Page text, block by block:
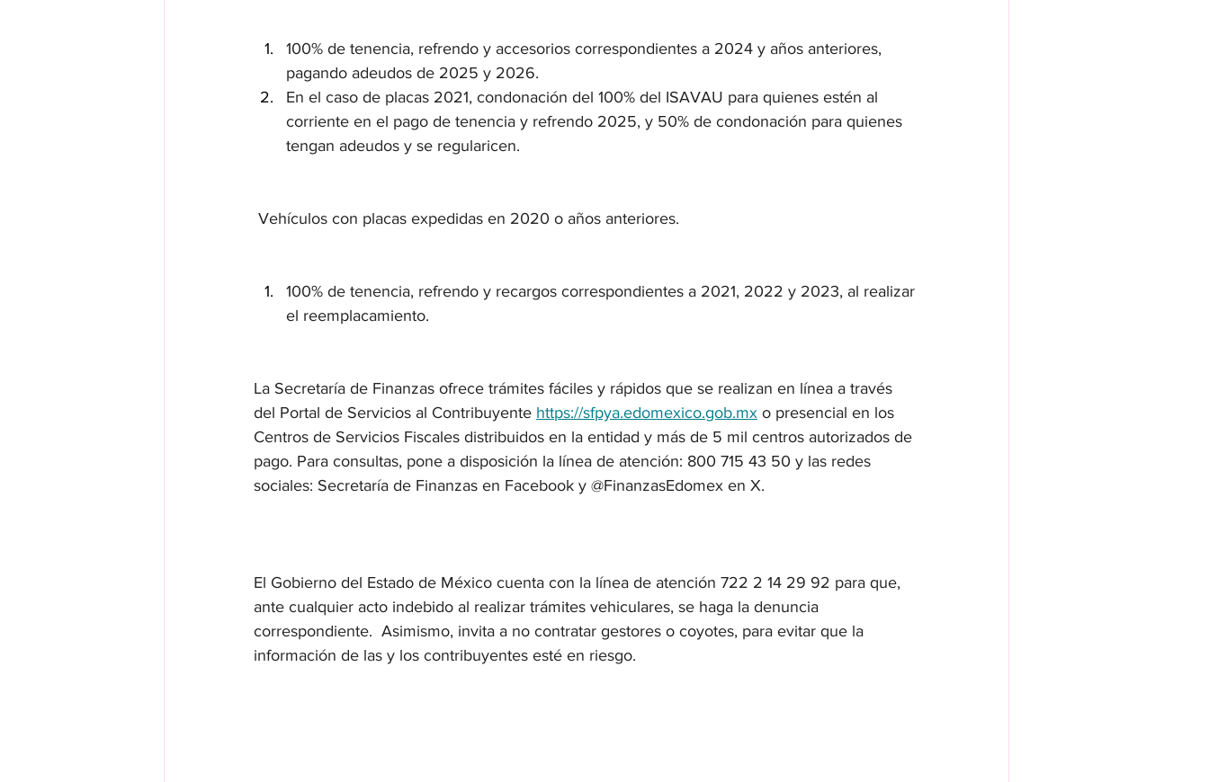
100% de tenencia, refrendo y accesorios correspondientes a 2024 y años anteriores,
pagando adeudos de 2025 y 2026.
En el caso de placas 2021, condonación del 100% del ISAVAU para quienes estén al
corriente en el pago de tenencia y refrendo 2025, y 50% de condonación para quienes
tengan adeudos y se regularicen.
Vehículos con placas expedidas en 2020 o años anteriores.
100% de tenencia, refrendo y recargos correspondientes a 2021, 2022 y 2023, al realizar
el reemplacamiento.
La Secretaría de Finanzas ofrece trámites fáciles y rápidos que se realizan en línea a través
del Portal de Servicios al Contribuyente https://sfpya.edomexico.gob.mx o presencial en los
Centros de Servicios Fiscales distribuidos en la entidad y más de 5 mil centros autorizados de
pago. Para consultas, pone a disposición la línea de atención: 800 715 43 50 y las redes
sociales: Secretaría de Finanzas en Facebook y @FinanzasEdomex en X.
El Gobierno del Estado de México cuenta con la línea de atención 722 2 14 29 92 para que,
ante cualquier acto indebido al realizar trámites vehiculares, se haga la denuncia
correspondiente.  Asimismo, invita a no contratar gestores o coyotes, para evitar que la
información de las y los contribuyentes esté en riesgo.